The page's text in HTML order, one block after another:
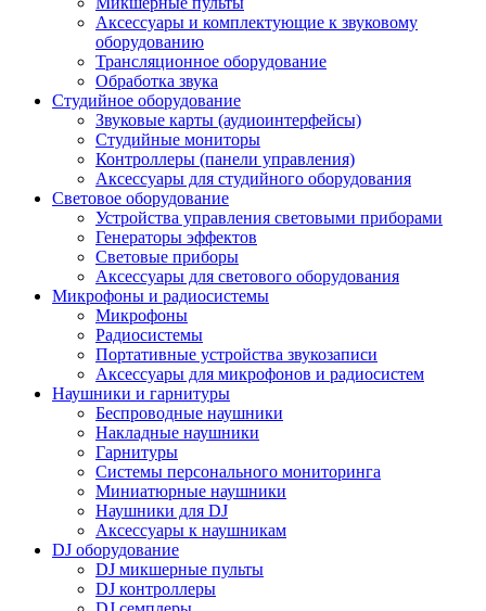
Аксессуары и комплектующие к звуковому
оборудованию
Трансляционное оборудование
Обработка звука
Студийное оборудование
Звуковые карты (аудиоинтерфейсы)
Студийные мониторы
Контроллеры (панели управления)
Аксессуары для студийного оборудования
Световое оборудование
Устройства управления световыми приборами
Генераторы эффектов
Световые приборы
Аксессуары для светового оборудования
Микрофоны и радиосистемы
Микрофоны
Радиосистемы
Портативные устройства звукозаписи
Аксессуары для микрофонов и радиосистем
Наушники и гарнитуры
Беспроводные наушники
Накладные наушники
Гарнитуры
Системы персонального мониторинга
Миниатюрные наушники
Наушники для DJ
Аксессуары к наушникам
DJ оборудование
DJ микшерные пульты
DJ контроллеры